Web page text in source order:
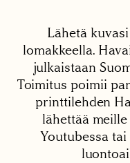
Lähetä
lomakkeella.
julkaistaan
Toimitus poimii
printtilehden
lähettää
Youtubessa